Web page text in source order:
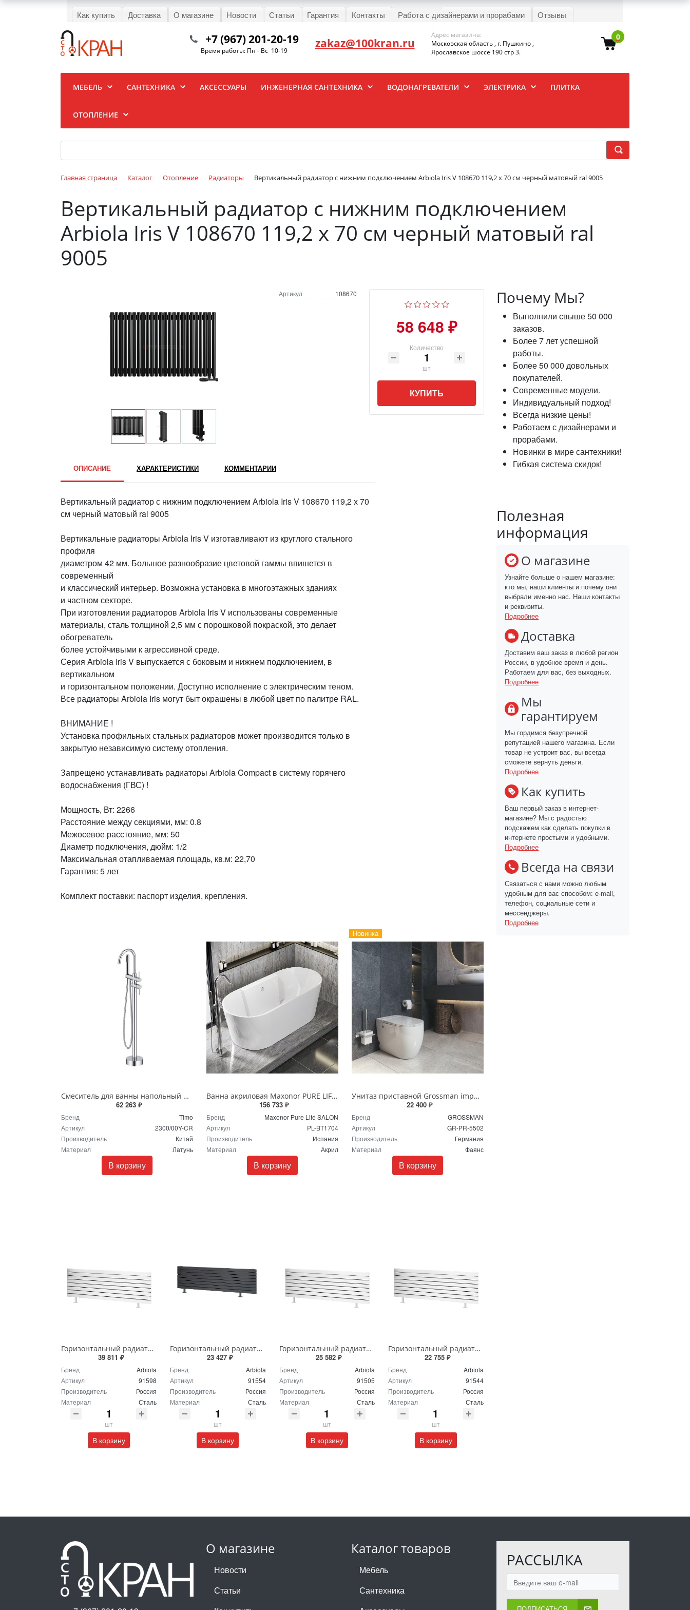
Как купить Доставка О магазине Новости Статьи Гарантия Контакты Работа с дизайнерами и прорабами Отзывы
0
+7 (967) 201-20-19
Время работы: Пн - Вс 10-19 zakaz@100kran.ru
Адрес магазина:
Московская область , г. Пушкино ,
Ярославское шоссе 190 стр 3.
МЕБЕЛЬ САНТЕХНИКА АКСЕССУАРЫ ИНЖЕНЕРНАЯ САНТЕХНИКА ВОДОНАГРЕВАТЕЛИ ЭЛЕКТРИКА ПЛИТКА
ОТОПЛЕНИЕ
Главная страница Каталог Отопление Радиаторы Вертикальный радиатор с нижним подключением Arbiola Iris V 108670 119,2 х 70 см черный матовый ral 9005
Вертикальный радиатор с нижним подключением
Arbiola Iris V 108670 119,2 х 70 см черный матовый ral
9005
Артикул 108670
58 648 ₽
Количество
шт
КУПИТЬ
ОПИСАНИЕ ХАРАКТЕРИСТИКИ КОММЕНТАРИИ
Вертикальный радиатор с нижним подключением Arbiola Iris V 108670 119,2 х 70
см черный матовый ral 9005
Вертикальные радиаторы Arbiola Iris V изготавливают из круглого стального
профиля
диаметром 42 мм. Большое разнообразие цветовой гаммы впишется в
современный
и классический интерьер. Возможна установка в многоэтажных зданиях
и частном секторе.
При изготовлении радиаторов Arbiola Iris V использованы современные
материалы, сталь толщиной 2,5 мм с порошковой покраской, это делает
обогреватель
более устойчивыми к агрессивной среде.
Серия Arbiola Iris V выпускается с боковым и нижнем подключением, в
вертикальном
и горизонтальном положении. Доступно исполнение с электрическим теном.
Все радиаторы Arbiola Iris могут быт окрашены в любой цвет по палитре RAL.
ВНИМАНИЕ !
Установка профильных стальных радиаторов может производится только в
закрытую независимую систему отопления.
Запрещено устанавливать радиаторы Arbiola Compact в систему горячего
водоснабжения (ГВС) !
Мощность, Вт: 2266
Расстояние между секциями, мм: 0.8
Межосевое расстояние, мм: 50
Диаметр подключения, дюйм: 1/2
Максимальная отапливаемая площадь, кв.м: 22,70
Гарантия: 5 лет
Комплект поставки: паспорт изделия, крепления.
Смеситель для ванны напольный TIMO Saona 2300/00Y-CR хром
62 263 ₽
Бренд
Timo
Артикул
2300/00Y-CR
Производитель
Китай
Материал
Латунь
В корзину
Ванна акриловая Maxonor PURE LIFE SALON 170 х 75 см PL-BT1704 белая
156 733 ₽
Бренд
Maxonor Pure Life SALON
Артикул
PL-BT1704
Производитель
Испания
Материал
Акрил
В корзину
Новинка
Унитаз приставной Grossman impuls GR-PR-5502 безободковый белый
22 400 ₽
Бренд
GROSSMAN
Артикул
GR-PR-5502
Производитель
Германия
Материал
Фаянс
В корзину
Горизонтальный радиатор с боковым подключением напольный Arbiola Gorizont Liner HZ 91598 250 х 28 см белый
39 811 ₽
Бренд
Arbiola
Артикул
91598
Производитель
Россия
Материал
Сталь
шт
В корзину
Горизонтальный радиатор с боковым подключением напольный Arbiola Gorizont Liner HZ 91554 150 х 28 см черный
23 427 ₽
Бренд
Arbiola
Артикул
91554
Производитель
Россия
Материал
Сталь
шт
В корзину
Горизонтальный радиатор с боковым подключением напольный Arbiola Gorizont Liner HZ 91505 50 х 48 см белый
25 582 ₽
Бренд
Arbiola
Артикул
91505
Производитель
Россия
Материал
Сталь
шт
В корзину
Горизонтальный радиатор с боковым подключением напольный Arbiola Gorizont Liner HZ 91544 125 х 28 см белый
22 755 ₽
Бренд
Arbiola
Артикул
91544
Производитель
Россия
Материал
Сталь
шт
В корзину
Почему Мы?
Выполнили свыше 50 000
заказов.
Более 7 лет успешной
работы.
Более 50 000 довольных
покупателей.
Современные модели.
Индивидуальный подход!
Всегда низкие цены!
Работаем с дизайнерами и
прорабами.
Новинки в мире сантехники!
Гибкая система скидок!
Полезная
информация
О магазине
Узнайте больше о нашем магазине:
кто мы, наши клиенты и почему они
выбрали именно нас. Наши контакты
и реквизиты.
Подробнее
Доставка
Доставим ваш заказ в любой регион
России, в удобное время и день.
Работаем для вас, без выходных.
Подробнее
Мы
гарантируем
Мы гордимся безупречной
репутацией нашего магазина. Если
товар не устроит вас, вы всегда
сможете вернуть деньги.
Подробнее
Как купить
Ваш первый заказ в интернет-
магазине? Мы с радостью
подскажем как сделать покупки в
интернете простыми и удобными.
Подробнее
Всегда на связи
Связаться с нами можно любым
удобным для вас способом: e-mail,
телефон, социальные сети и
мессенджеры.
Подробнее
О магазине
Новости
Статьи
Каталог товаров
Мебель
Сантехника
РАССЫЛКА